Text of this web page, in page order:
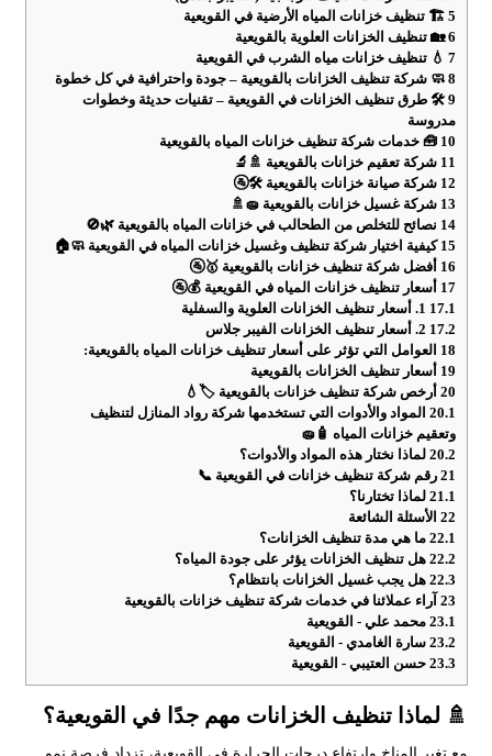
5 🏗️ تنظيف خزانات المياه الأرضية في القويعية
6🏡 تنظيف الخزانات العلوية بالقويعية
7 💧 تنظيف خزانات مياه الشرب في القويعية
8 🧼 شركة تنظيف الخزانات بالقويعية – جودة واحترافية في كل خطوة
9 🛠️ طرق تنظيف الخزانات في القويعية – تقنيات حديثة وخطوات
مدروسة
10 🧰 خدمات شركة تنظيف خزانات المياه بالقويعية
11 شركة تعقيم خزانات بالقويعية 🚿🔬
12 شركة صيانة خزانات بالقويعية 🛠️🚰
13 شركة غسيل خزانات بالقويعية 🧽🚿
14 نصائح للتخلص من الطحالب في خزانات المياه بالقويعية 🌿🚫
15 كيفية اختيار شركة تنظيف وغسيل خزانات المياه في القويعية 🧼🏠
16 أفضل شركة تنظيف خزانات بالقويعية 🥇🚰
17 أسعار تنظيف خزانات المياه في القويعية 💰🚰
17.1
17.2
18 العوامل التي تؤثر على أسعار تنظيف خزانات المياه بالقويعية:
19 أسعار تنظيف الخزانات بالقويعية
20 أرخص شركة تنظيف خزانات بالقويعية 🏷️💧
20.1 المواد والأدوات التي تستخدمها شركة رواد المنازل لتنظيف
وتعقيم خزانات المياه 🧴🧽
20.2 لماذا نختار هذه المواد والأدوات؟
21 رقم شركة تنظيف خزانات في القويعية 📞
21.1 لماذا تختارنا؟
22 الأسئلة الشائعة
22.1 ما هي مدة تنظيف الخزانات؟
22.2 هل تنظيف الخزانات يؤثر على جودة المياه؟
22.3 هل يجب غسيل الخزانات بانتظام؟
23 آراء عملائنا في خدمات شركة تنظيف خزانات بالقويعية
23.1 محمد علي - القويعية
23.2 سارة الغامدي - القويعية
23.3 حسن العتيبي - القويعية
🚿 لماذا تنظيف الخزانات مهم جدًا في القويعية؟